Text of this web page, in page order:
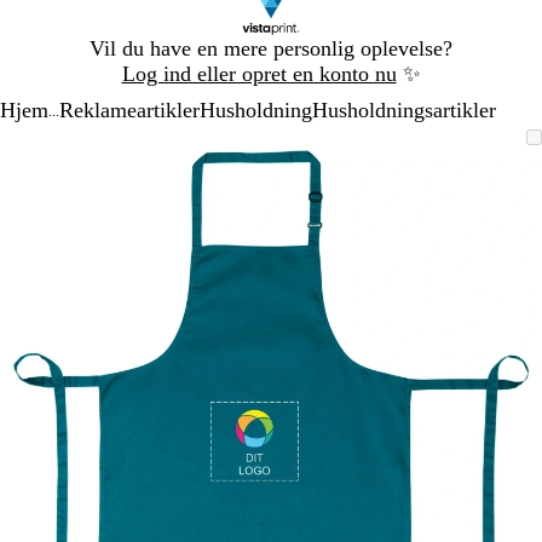
Vil du have en mere personlig oplevelse?
Log ind eller opret en konto nu ✨
1
Hjem ReklameartiklerHusholdningHusholdningsartikler
billede
til
minimum
for
udvide
tasterne
minus
zoome
piletasterne
at
panorere